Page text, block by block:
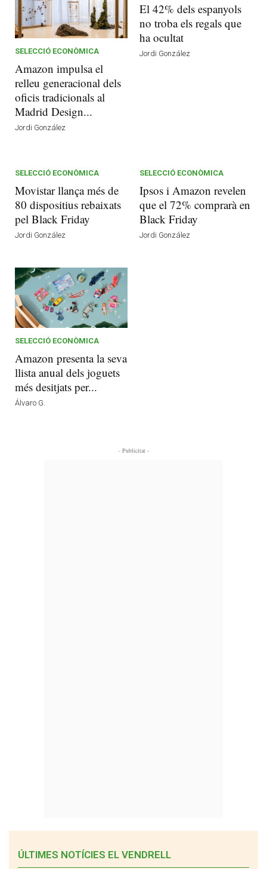
SELECCIÓ ECONÒMICA
Amazon impulsa el
relleu generacional dels
oficis tradicionals al
Madrid Design...
Jordi González
El 42% dels espanyols
no troba els regals que
ha ocultat
Jordi González
SELECCIÓ ECONÒMICA
Movistar llança més de
80 dispositius rebaixats
pel Black Friday
Jordi González
SELECCIÓ ECONÒMICA
Ipsos i Amazon revelen
que el 72% comprarà en
Black Friday
Jordi González
SELECCIÓ ECONÒMICA
Amazon presenta la seva
llista anual dels joguets
més desitjats per...
Álvaro G.
- Publicitat -
ÚLTIMES NOTÍCIES EL VENDRELL